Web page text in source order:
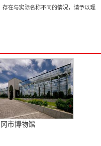
在与实际名称不同的情况，请予以理
市博物馆